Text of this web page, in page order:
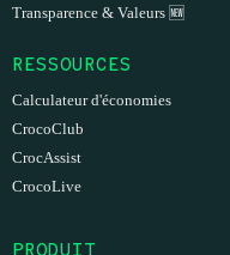
Transparence & Valeurs 🆕
RESSOURCES
Calculateur d'économies
CrocoClub
CrocAssist
CrocoLive
PRODUIT